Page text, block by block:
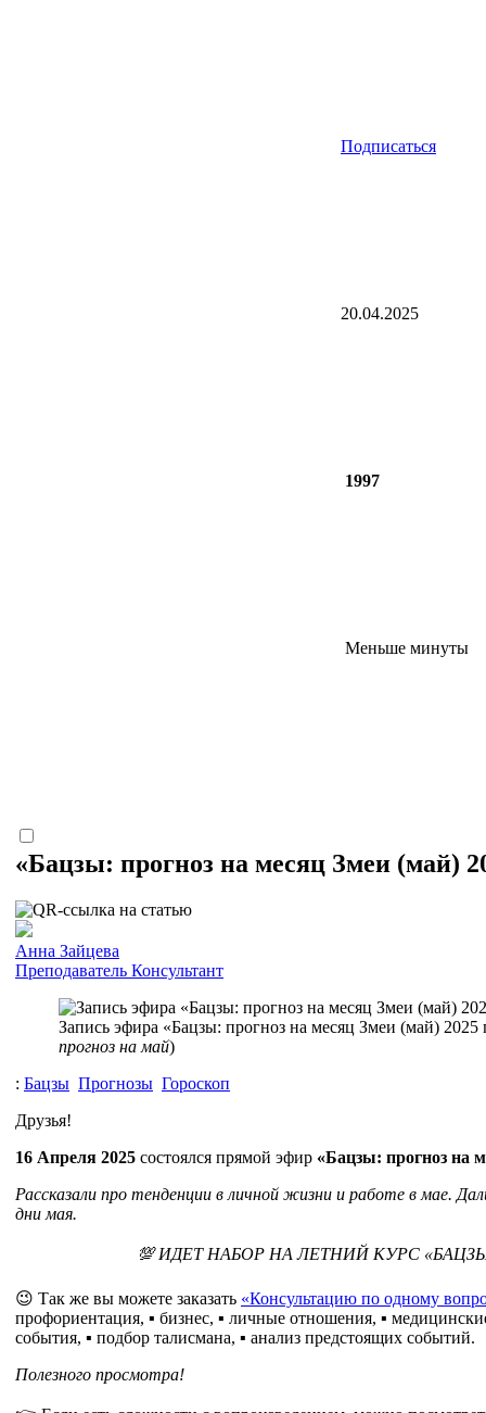
Подписаться
20.04.2025
1997
Меньше минуты
«Бацзы: прогноз на месяц Змеи (май)
Анна Зайцева
Преподаватель Консультант
Запись эфира «Бацзы: прогноз на месяц Змеи (май) 2025
прогноз на май)
: Бацзы Прогнозы Гороскоп
Друзья!
16 Апреля 2025 состоялся прямой эфир «Бацзы: прогноз на
Рассказали про тенденции в личной жизни и работе в мае.
дни мая.
💯 ИДЕТ НАБОР НА ЛЕТНИЙ КУРС
😉 Так же вы можете заказать «Консультацию по одному
профориентация, ▪️ бизнес, ▪️ личные отношения, ▪️
события, ▪️ подбор талисмана, ▪️ анализ предстоящих событий.
Полезного просмотра!